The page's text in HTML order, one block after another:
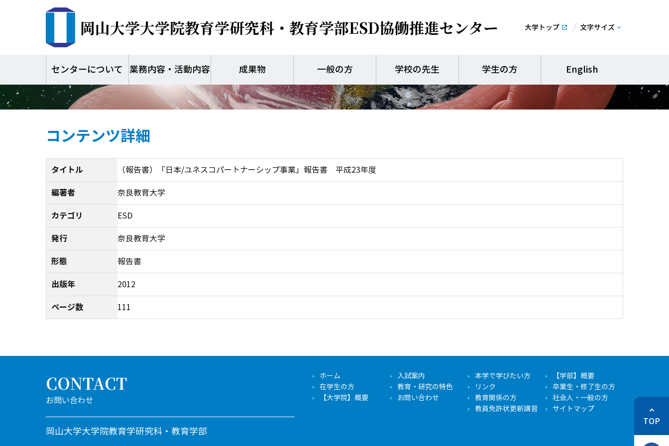
岡山大学大学院教育学研究科・教育学部ESD協働推進センター 大学トップ 文字サイズ
センターについて 業務内容・活動内容 成果物 一般の方 学校の先生 学生の方 English
（報告書）「日本/ユネスコパートナーシップ事業」報告書 平
成23年度
コンテンツ詳細
タイトル （報告書）「日本/ユネスコパートナーシップ事業」報告書 平成23年度
編著者 奈良教育大学
カテゴリ ESD
発行 奈良教育大学
形態 報告書
出版年 2012
ページ数 111
CONTACT
岡山大学大学院教育学研究科・教育学部
ホーム 入試案内 本学で学びたい方
【学部】概要
在学生の方
教育・研究の特色 リンク
卒業生・修了生の方
【大学院】概要
お問い合わせ 教育関係の方
社会人・一般の方
教員免許状更新講習
サイトマップ
TOP